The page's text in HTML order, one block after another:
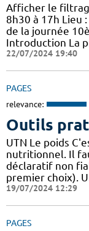
Afficher le
8h30 à 17h Lieu
de la journée
Introduction La
22/07/2024 19:40
PAGES
relevance:
Outils
UTN Le poids
nutritionnel. Il
déclaratif non
premier choix).
19/07/2024 12:29
PAGES